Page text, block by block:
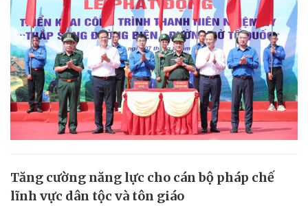
Tăng cường năng lực cho cán bộ pháp chế
lĩnh vực dân tộc và tôn giáo